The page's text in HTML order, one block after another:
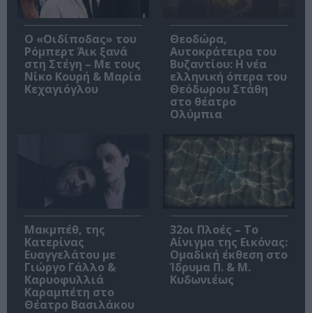
O «Οιδίποδας» του
Ρόμπερτ Άικ ξανά
στη Στέγη – Με τους
Νίκο Κουρή & Μαρία
Κεχαγιόγλου
Θεοδώρα,
Αυτοκράτειρα του
Βυζαντίου: Η νέα
ελληνική όπερα του
Θεόδωρου Στάθη
στο θέατρο
Ολύμπια
Μακμπέθ, της
Κατερίνας
Ευαγγελάτου με
Γιώργο Γάλλο &
Καρυοφυλλιά
Καραμπέτη στο
Θέατρο Βασιλάκου
32οι Πλοές – Το
Αίνιγμα της Εικόνας:
Ομαδική έκθεση στο
Ίδρυμα Π. & Μ.
Κυδωνιέως